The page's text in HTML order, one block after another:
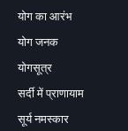
योग का आरंभ
योग जनक
योगसूत्र
सर्दी में प्राणायाम
सूर्य नमस्कार